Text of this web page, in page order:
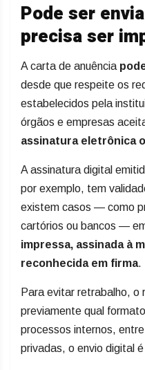
Pode ser
precisa ser
A carta de anuência
desde que respeite os
estabelecidos pela
órgãos e empresas
assinatura eletrônica
A assinatura digital
por exemplo, tem
existem casos — como
cartórios ou bancos —
impressa, assinada à
reconhecida em firma.
Para evitar retrabalho, o
previamente qual
processos internos,
privadas, o envio digital